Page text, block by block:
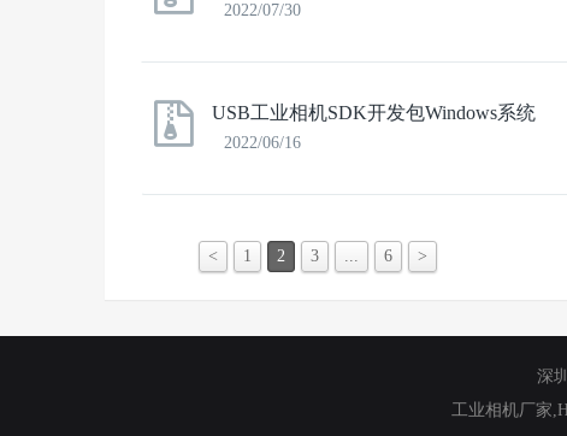
2022/07/30
USB工业相机SDK开发包Windows系统
2022/06/16
< 1 2 3 ... 6 >
深
工业相机厂家